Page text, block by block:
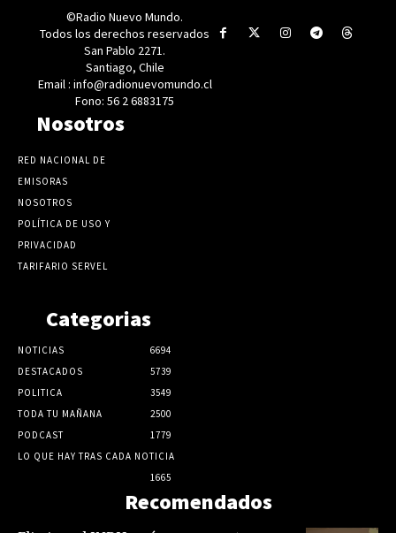
©Radio Nuevo Mundo.
Todos los derechos reservados
San Pablo 2271.
Santiago, Chile
Email : info@radionuevomundo.cl
Fono: 56 2 6883175
Nosotros
RED NACIONAL DE
EMISORAS
NOSOTROS
POLÍTICA DE USO Y
PRIVACIDAD
TARIFARIO SERVEL
Categorias
NOTICIAS
6694
DESTACADOS
5739
POLITICA
3549
TODA TU MAÑANA
2500
PODCAST
1779
LO QUE HAY TRAS CADA NOTICIA
1665
Recomendados